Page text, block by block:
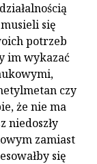
się
potrzeb
im wykazać
czy
że nie ma
niedoszły
zamiast
się